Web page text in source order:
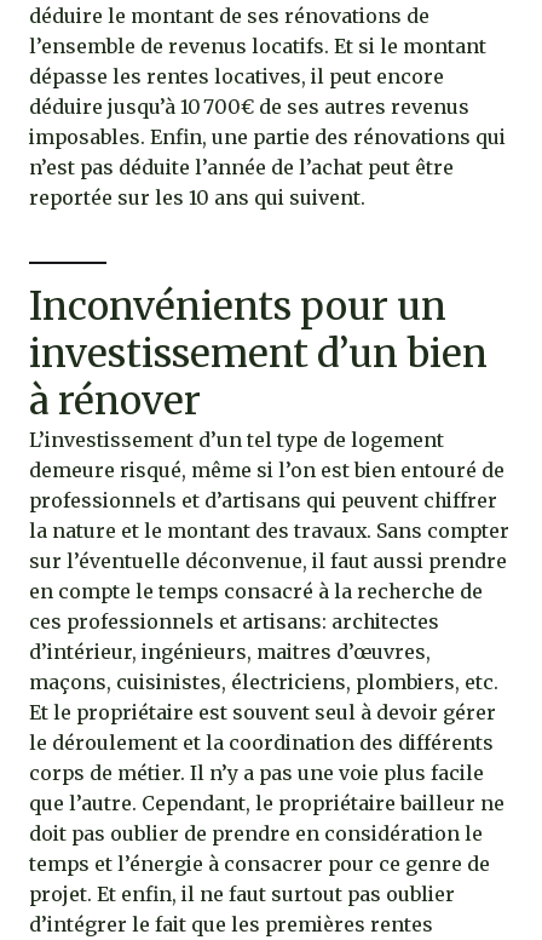
déduire le montant de ses rénovations de
l’ensemble de revenus locatifs. Et si le montant
dépasse les rentes locatives, il peut encore
déduire jusqu’à 10 700€ de ses autres revenus
imposables. Enfin, une partie des rénovations qui
n’est pas déduite l’année de l’achat peut être
reportée sur les 10 ans qui suivent.
Inconvénients pour un
investissement d’un bien
à rénover
L’investissement d’un tel type de logement
demeure risqué, même si l’on est bien entouré de
professionnels et d’artisans qui peuvent chiffrer
la nature et le montant des travaux. Sans compter
sur l’éventuelle déconvenue, il faut aussi prendre
en compte le temps consacré à la recherche de
ces professionnels et artisans: architectes
d’intérieur, ingénieurs, maitres d’œuvres,
maçons, cuisinistes, électriciens, plombiers, etc.
Et le propriétaire est souvent seul à devoir gérer
le déroulement et la coordination des différents
corps de métier. Il n’y a pas une voie plus facile
que l’autre. Cependant, le propriétaire bailleur ne
doit pas oublier de prendre en considération le
temps et l’énergie à consacrer pour ce genre de
projet. Et enfin, il ne faut surtout pas oublier
d’intégrer le fait que les premières rentes